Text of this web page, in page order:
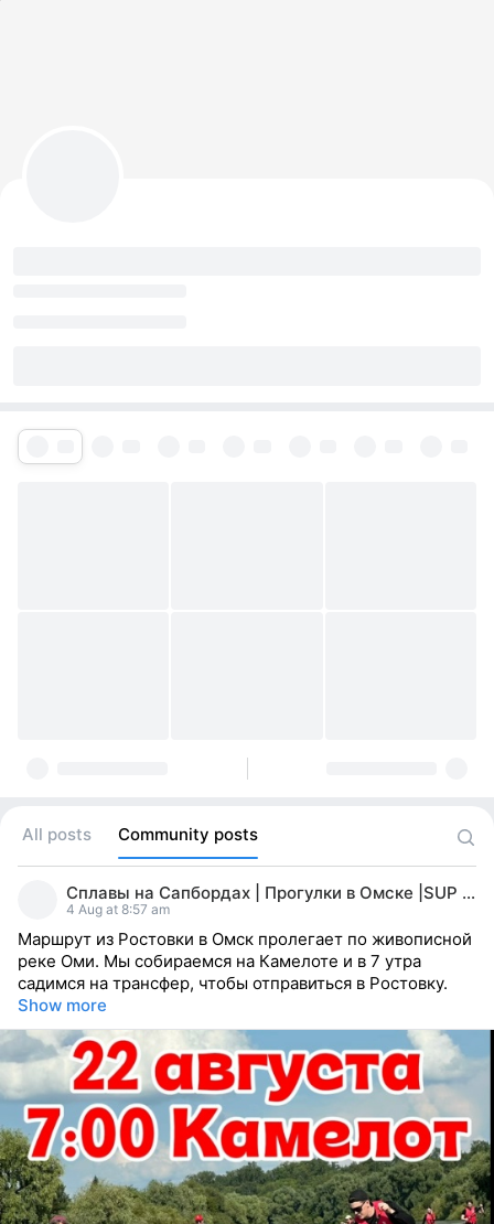
All posts Community posts
Сплавы на Сапбордах | Прогулки в Омске |SUP OMSK
4 Aug at 8:57 am
Маршрут из Ростовки в Омск пролегает по живописной
реке Оми. Мы собираемся на Камелоте и в 7 утра
садимся на трансфер, чтобы отправиться в Ростовку.
Show more